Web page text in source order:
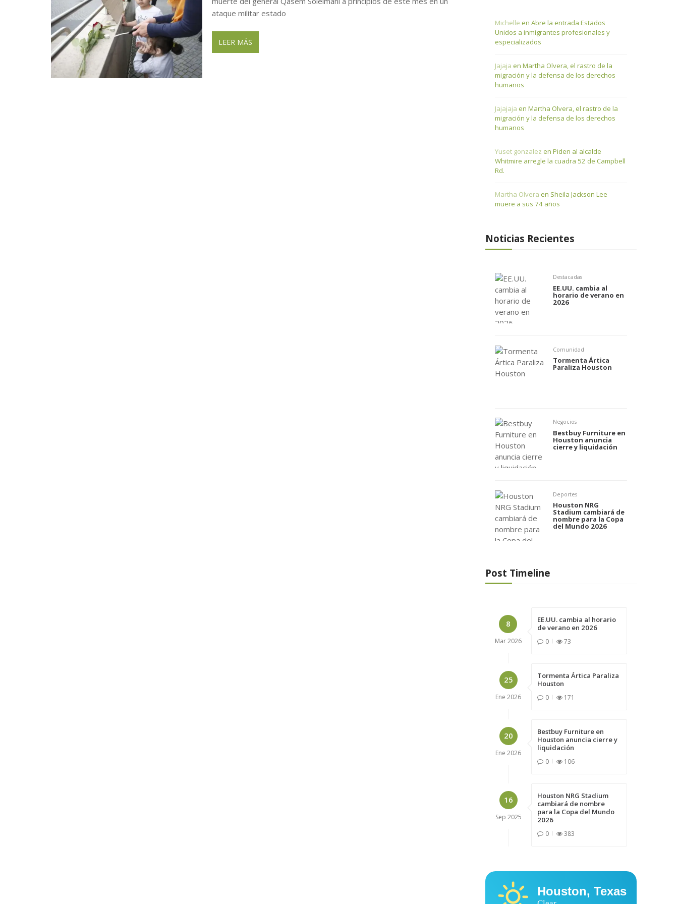
ataque militar estado
LEER MÁS
Michelle en Abre la entrada Estados
Unidos a inmigrantes profesionales y
especializados
Jajaja en Martha Olvera, el rastro de la
migración y la defensa de los derechos
humanos
Jajajaja en Martha Olvera, el rastro de la
migración y la defensa de los derechos
humanos
Yuset gonzalez en Piden al alcalde
Whitmire arregle la cuadra 52 de Campbell
Rd.
Martha Olvera en Sheila Jackson Lee
muere a sus 74 años
Noticias Recientes
Destacadas
EE.UU. cambia al
horario de verano en
2026
Comunidad
Tormenta Ártica
Paraliza Houston
Negocios
Bestbuy Furniture en
Houston anuncia
cierre y liquidación
Deportes
Houston NRG
Stadium cambiará de
nombre para la Copa
del Mundo 2026
Post Timeline
8
Mar2026
EE.UU. cambia al horario
de verano en 2026
0 73
25
Ene 2026
Tormenta Ártica Paraliza
Houston
0 171
20
Ene 2026
Bestbuy Furniture en
Houston anuncia cierre y
liquidación
0 106
16
Sep 2025
Houston NRG Stadium
cambiará de nombre
para la Copa del Mundo
2026
0 383
Houston, Texas